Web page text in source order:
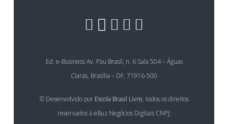
Ed. e-Business Av. Pau Brasil, n. 6 Sala 504 – Águas
Claras, Brasília – DF, 71916-500
© Desenvolvido por Escola Brasil Livre, todos os direitos
reservados à eBuz Negócios Digitais CNPJ: